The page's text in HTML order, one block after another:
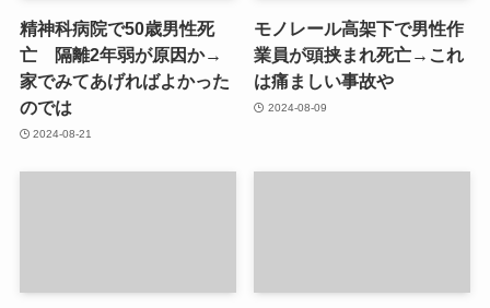
精神科病院で50歳男性死
亡 隔離2年弱が原因か→
家でみてあげればよかった
のでは
2024-08-21
モノレール高架下で男性作
業員が頭挟まれ死亡→これ
は痛ましい事故や
2024-08-09